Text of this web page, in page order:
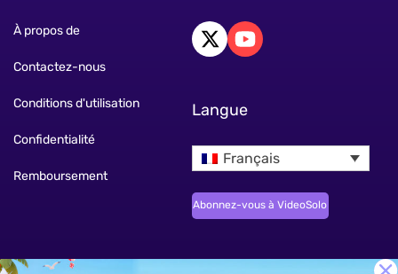
À propos de
Contactez-nous
Conditions d'utilisation
Confidentialité
Remboursement
Langue
Français
Abonnez-vous à VideoSolo